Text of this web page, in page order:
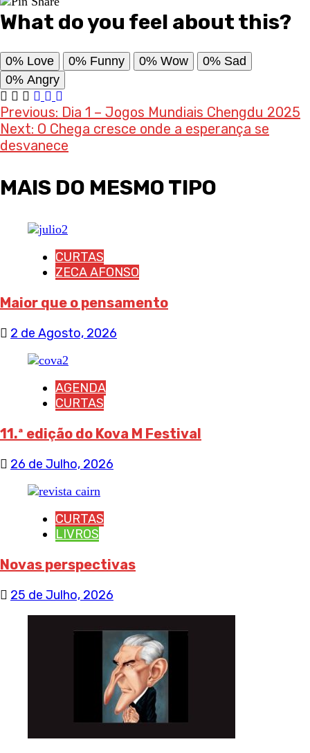
What do you feel about this?
0% Love 0% Funny 0% Wow 0% Sad
0% Angry
Post
navigation
Previous: Dia 1 – Jogos Mundiais Chengdu 2025
Next: O Chega cresce onde a esperança se
desvanece
MAIS DO MESMO TIPO
CURTAS
ZECA AFONSO
Maior que o pensamento
2 de Agosto, 2026
AGENDA
CURTAS
11.ª edição do Kova M Festival
26 de Julho, 2026
CURTAS
LIVROS
Novas perspectivas
25 de Julho, 2026